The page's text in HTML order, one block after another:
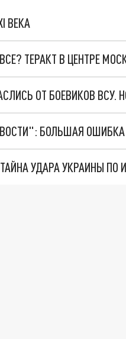
ВЕКА
ТЕРАКТ В ЦЕНТРЕ
ОТ БОЕВИКОВ
УДАРА УКРАИНЫ